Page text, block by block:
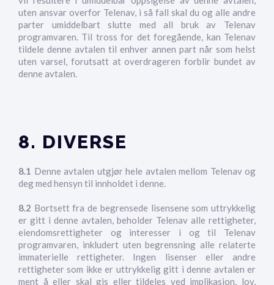
uten ansvar overfor Telenav, i så fall skal du og alle andre
parter umiddelbart slutte med all bruk av Telenav
programvaren. Til tross for det foregående, kan Telenav
tildele denne avtalen til enhver annen part når som helst
uten varsel, forutsatt at overdrageren forblir bundet av
denne avtalen.
8. DIVERSE
8.1 Denne avtalen utgjør hele avtalen mellom Telenav og
deg med hensyn til innholdet i denne.
8.2 Bortsett fra de begrensede lisensene som uttrykkelig
er gitt i denne avtalen, beholder Telenav alle rettigheter,
eiendomsrettigheter og interesser i og til Telenav
programvaren, inkludert uten begrensning alle relaterte
immaterielle rettigheter. Ingen lisenser eller andre
rettigheter som ikke er uttrykkelig gitt i denne avtalen er
ment å eller skal gis eller tildeles ved implikasjon, lov,